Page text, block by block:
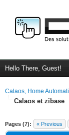
Hello There, Guest!
Calaos, Home
Calaos et zibase
Pages (7): « Previous